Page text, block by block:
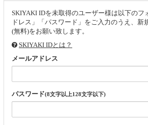
SKIYAKI IDを未取得のユーザー様は以下のフ
ドレス」「パスワード」をご入力のうえ、新
(無料)をお願い致します。
SKIYAKI IDとは？
メールアドレス
パスワード(8文字以上128文字以下)